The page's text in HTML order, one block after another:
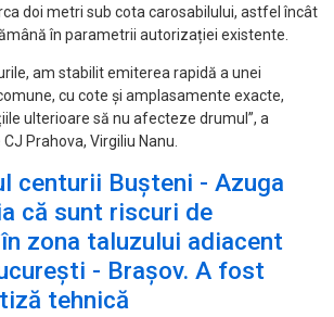
doi metri sub cota carosabilului, astfel încât
în parametrii autorizației existente.
am stabilit emiterea rapidă a unei
cu cote și amplasamente exacte,
ulterioare să nu afecteze drumul”, a
Prahova, Virgiliu Nanu.
centurii Bușteni - Azuga
că sunt riscuri de
zona taluzului adiacent
- Brașov. A fost
tehnică